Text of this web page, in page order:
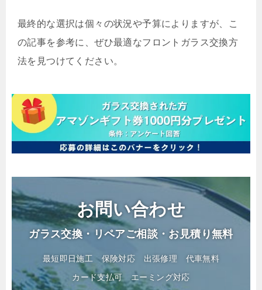
最終的な選択は個々の状況や予算によりますが、こ
の記事を参考に、ぜひ最適なフロントガラス交換方
法を見つけてください。
お問い合わせ
ガラス交換・リペアご相談・お見積り無料
最短即日施工 保険対応 出張修理
代車無料
カード支払可
エーミング対応